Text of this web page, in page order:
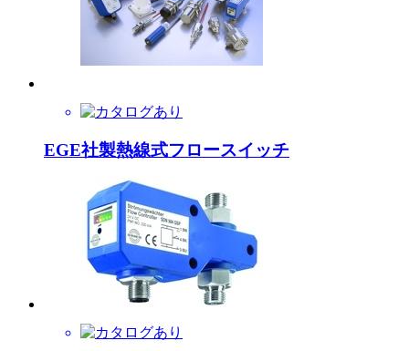
EGE社製熱線式フロースイッチ